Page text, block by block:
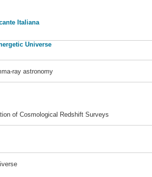
Italiana
Universe
ray astronomy
of Cosmological Redshift Surveys